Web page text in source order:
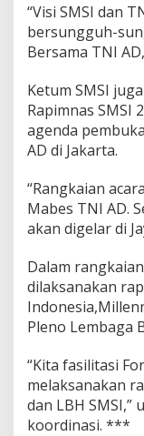
“Visi SMSI dan
bersungguh-
Bersama TNI
Ketum SMSI
Rapimnas SMSI
agenda
AD di Jakarta.
“Rangkaian
Mabes TNI AD.
akan digelar di
Dalam
dilaksanakan
Pleno Lembaga
“Kita fasilitasi
melaksanakan
dan LBH SMSI,”
koordinasi. ***